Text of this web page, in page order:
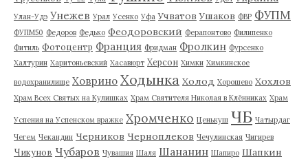
Улан-Удэ Унежев Урал Усенко Уфа Учватов Ушаков ФВР ФУПМ
ФУПМ50 Федоров Федько Феодоровский Ферапонтово Филипенко
Фитиль Фотоцентр Франция Фридман Фролкин Фурсенко
Халтурин Харитоньевский Хасавюрт Херсон Химки Химкинское
водохранилище Ховрино Ходынка Холод Хорошево Хохлов
Храм Всех Святых на Кулишках Храм Святителя Николая в Клённиках Храм
Успения на Успенском вражке Хромченко Ценькуш ЧБ Чатырдаг
Чегем Чекандин Черников Черноплеков Чечулинская Чигирев
Чикунов Чубаров Чувашия Шаля Шананин Шапиро Шапкин